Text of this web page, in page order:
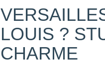
LOUIS ?
CHARME